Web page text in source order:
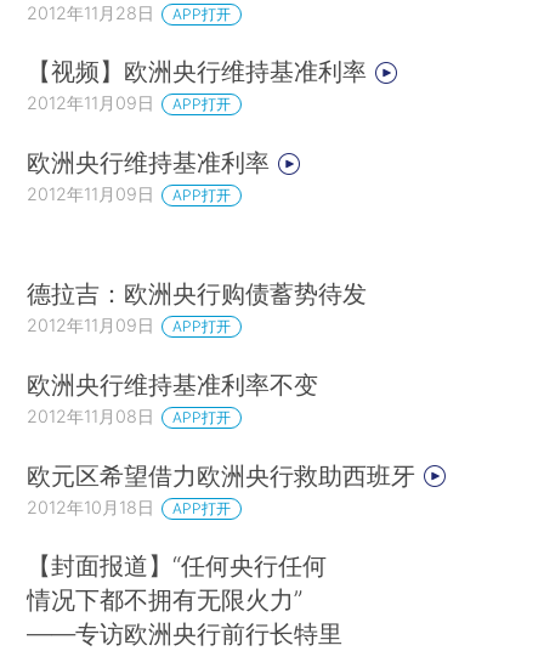
2012年11月28日 APP打开
【视频】欧洲央行维持基准利率
2012年11月09日 APP打开
欧洲央行维持基准利率
2012年11月09日 APP打开
德拉吉：欧洲央行购债蓄势待发
2012年11月09日 APP打开
欧洲央行维持基准利率不变
2012年11月08日 APP打开
欧元区希望借力欧洲央行救助西班牙
2012年10月18日 APP打开
【封面报道】“任何央行任何
情况下都不拥有无限火力”
——专访欧洲央行前行长特里